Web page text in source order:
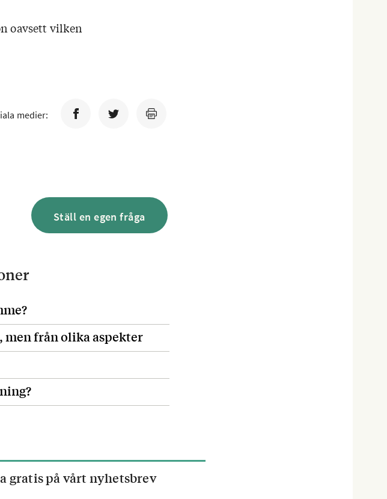
oavsett vilken
medier:
Ställ en egen fråga
men från olika aspekter
gratis på vårt nyhetsbrev